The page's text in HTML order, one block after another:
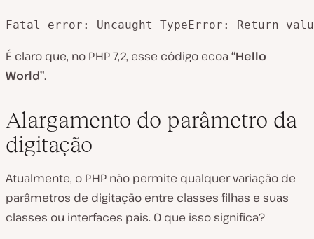
Fatal error: Uncaught TypeError: Return
É claro que, no PHP 7,2, esse código ecoa “Hello
World”.
Alargamento do parâmetro da
digitação
Atualmente, o PHP não permite qualquer variação de
parâmetros de digitação entre classes filhas e suas
classes ou interfaces pais. O que isso significa?